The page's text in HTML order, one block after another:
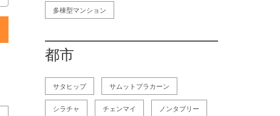
多棟型マンション
都市
サタヒップ サムットプラカーン
シラチャ チェンマイ ノンタブリー